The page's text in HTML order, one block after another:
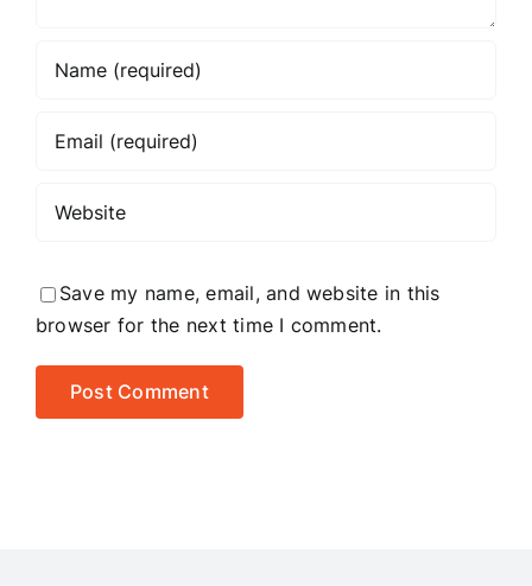
Save my name, email, and website in this
browser for the next time I comment.